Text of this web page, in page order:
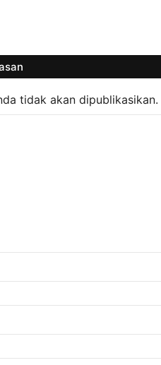
tidak akan dipublikasikan.